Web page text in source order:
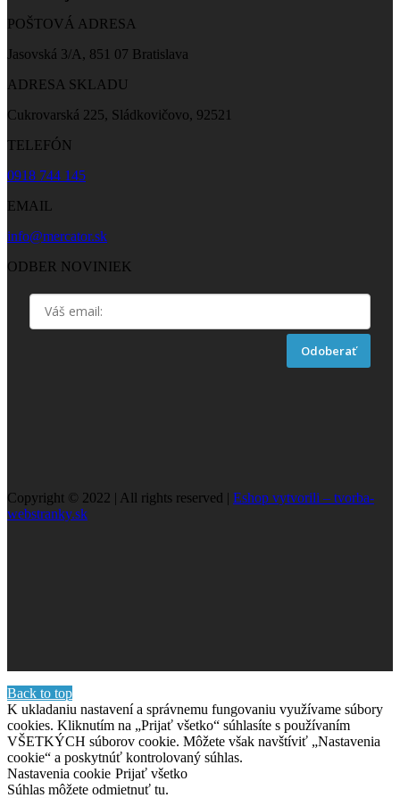
POŠTOVÁ ADRESA
Jasovská 3/A, 851 07 Bratislava
ADRESA SKLADU
Cukrovarská 225, Sládkovičovo, 92521
TELEFÓN
0918 744 145
EMAIL
info@mercator.sk
ODBER NOVINIEK
Odoberať
Copyright © 2022 | All rights reserved | Eshop vytvorili – tvorba-
webstranky.sk
Back to top
K ukladaniu nastavení a správnemu fungovaniu využívame súbory
cookies. Kliknutím na „Prijať všetko“ súhlasíte s používaním
VŠETKÝCH súborov cookie. Môžete však navštíviť „Nastavenia
cookie“ a poskytnúť kontrolovaný súhlas.
Nastavenia cookie Prijať všetko
Súhlas môžete odmietnuť tu.